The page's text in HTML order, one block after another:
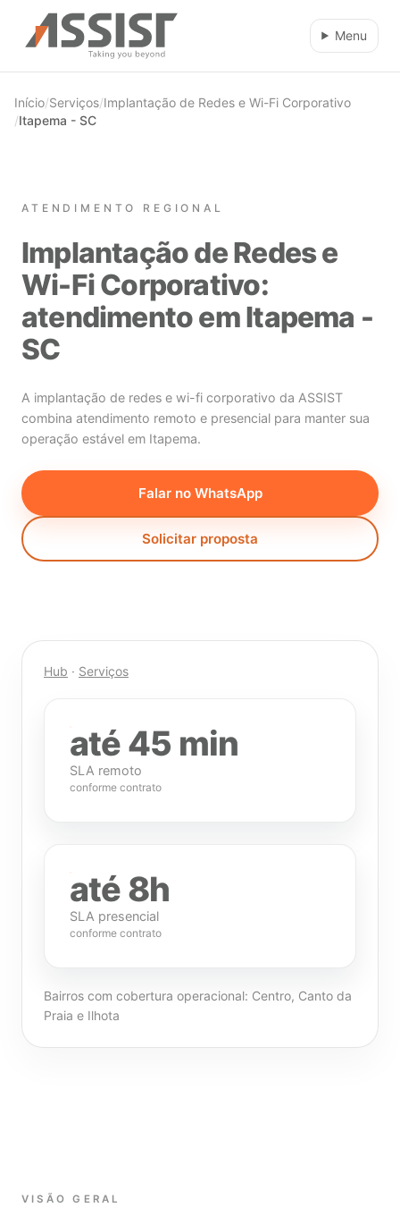
Ir direto para o conteúdo
Menu
Início/Serviços/Implantação de Redes e Wi-Fi Corporativo
/Itapema - SC
ATENDIMENTO REGIONAL
Implantação de Redes e
Wi-Fi Corporativo:
atendimento em Itapema -
SC
A implantação de redes e wi-fi corporativo da ASSIST
combina atendimento remoto e presencial para manter sua
operação estável em Itapema.
Falar no WhatsApp
Solicitar proposta
Hub · Serviços
até 45 min
SLA remoto
conforme contrato
até 8h
SLA presencial
conforme contrato
Bairros com cobertura operacional: Centro, Canto da
Praia e Ilhota
VISÃO GERAL